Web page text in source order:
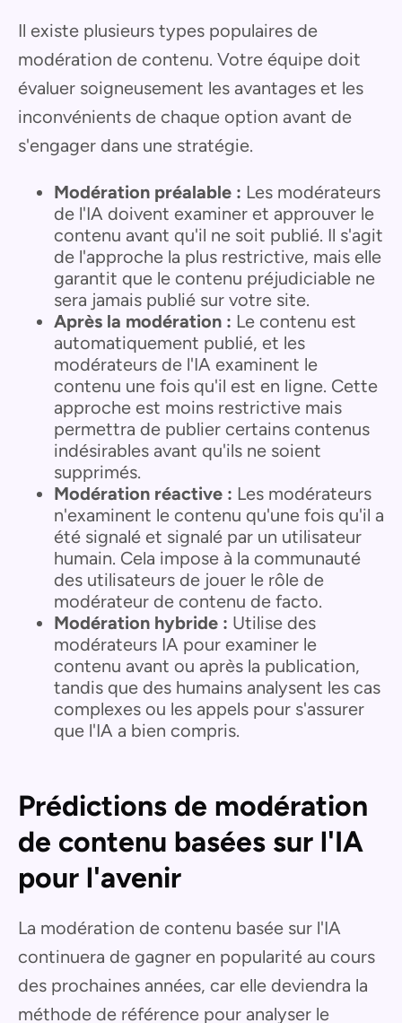
Il existe plusieurs types populaires de
modération de contenu. Votre équipe doit
évaluer soigneusement les avantages et les
inconvénients de chaque option avant de
s'engager dans une stratégie.
Modération préalable : Les modérateurs
de l'IA doivent examiner et approuver le
contenu avant qu'il ne soit publié. Il s'agit
de l'approche la plus restrictive, mais elle
garantit que le contenu préjudiciable ne
sera jamais publié sur votre site.
Après la modération : Le contenu est
automatiquement publié, et les
modérateurs de l'IA examinent le
contenu une fois qu'il est en ligne. Cette
approche est moins restrictive mais
permettra de publier certains contenus
indésirables avant qu'ils ne soient
supprimés.
Modération réactive : Les modérateurs
n'examinent le contenu qu'une fois qu'il a
été signalé et signalé par un utilisateur
humain. Cela impose à la communauté
des utilisateurs de jouer le rôle de
modérateur de contenu de facto.
Modération hybride : Utilise des
modérateurs IA pour examiner le
contenu avant ou après la publication,
tandis que des humains analysent les cas
complexes ou les appels pour s'assurer
que l'IA a bien compris.
Prédictions de modération
de contenu basées sur l'IA
pour l'avenir
La modération de contenu basée sur l'IA
continuera de gagner en popularité au cours
des prochaines années, car elle deviendra la
méthode de référence pour analyser le